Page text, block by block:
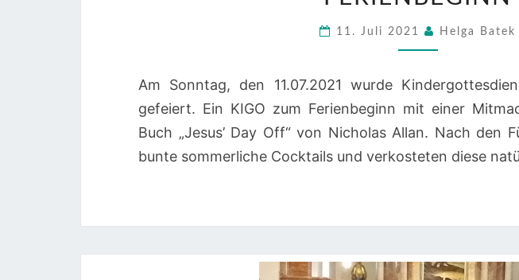
–
ZU
11. Juli 2021 Helga Batek
Am Sonntag, den 11.07.2021 wurde
gefeiert. Ein KIGO zum Ferienbeginn mit einer
Buch „Jesus’ Day Off“ von Nicholas Allan. Nach den
bunte sommerliche Cocktails und verkosteten diese